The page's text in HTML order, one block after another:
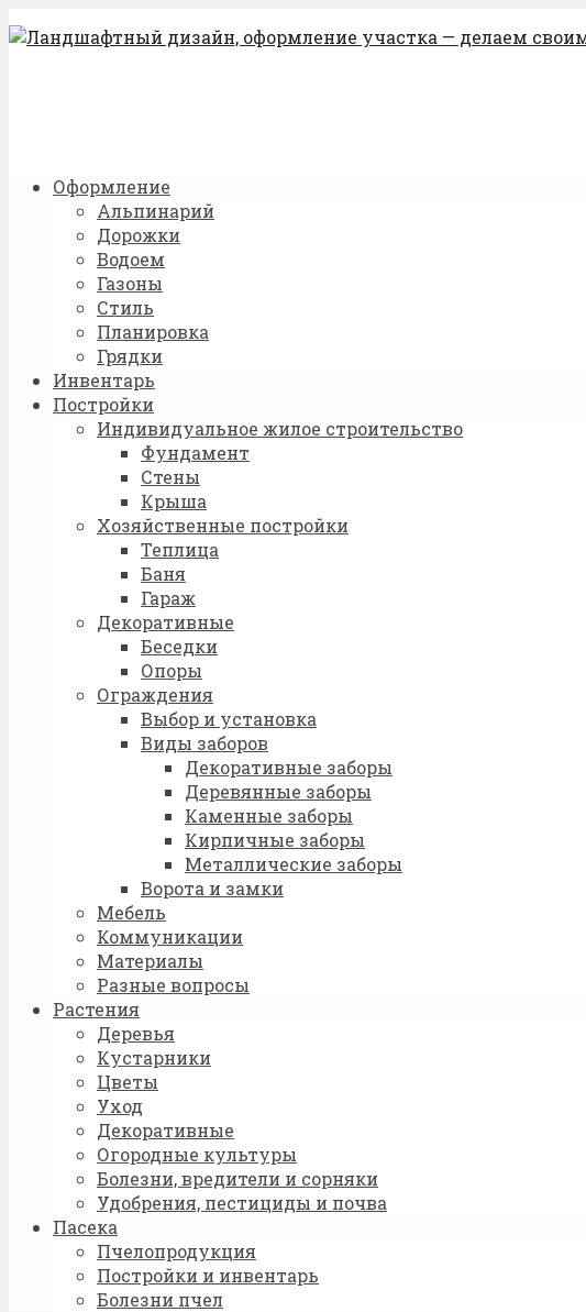
Оформление
Альпинарий
Дорожки
Водоем
Газоны
Стиль
Планировка
Грядки
Инвентарь
Постройки
Индивидуальное жилое строительство
Фундамент
Стены
Крыша
Хозяйственные постройки
Теплица
Баня
Гараж
Декоративные
Беседки
Опоры
Ограждения
Выбор и установка
Виды заборов
Декоративные заборы
Деревянные заборы
Каменные заборы
Кирпичные заборы
Металлические заборы
Ворота и замки
Мебель
Коммуникации
Материалы
Разные вопросы
Растения
Деревья
Кустарники
Цветы
Уход
Декоративные
Огородные культуры
Болезни, вредители и сорняки
Удобрения, пестициды и почва
Пасека
Пчелопродукция
Постройки и инвентарь
Болезни пчел